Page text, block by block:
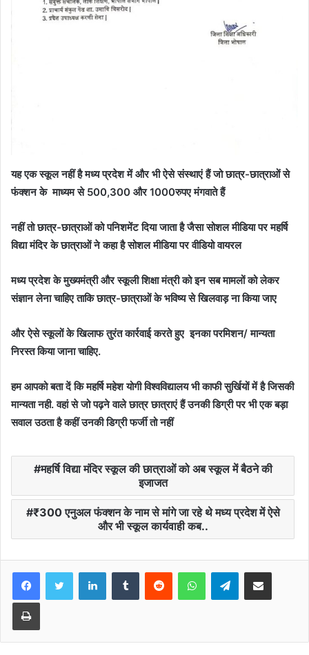
यह एक स्कूल नहीं है मध्य प्रदेश में और भी ऐसे संस्थाएं हैं जो छात्र-छात्राओं से
फंक्शन के माध्यम से 500,300 और 1000रुपए मंगवाते हैं
नहीं तो छात्र-छात्राओं को पनिशमेंट दिया जाता है जैसा सोशल मीडिया पर महर्षि
विद्या मंदिर के छात्राओं ने कहा है सोशल मीडिया पर वीडियो वायरल
मध्य प्रदेश के मुख्यमंत्री और स्कूली शिक्षा मंत्री को इन सब मामलों को लेकर
संज्ञान लेना चाहिए ताकि छात्र-छात्राओं के भविष्य से खिलवाड़ ना किया जाए
और ऐसे स्कूलों के खिलाफ तुरंत कार्रवाई करते हुए इनका परमिशन/ मान्यता
निरस्त किया जाना चाहिए.
हम आपको बता दें कि महर्षि महेश योगी विश्वविद्यालय भी काफी सुर्खियों में है जिसकी
मान्यता नही. वहां से जो पढ़ने वाले छात्र छात्राएं हैं उनकी डिग्री पर भी एक बड़ा
सवाल उठता है कहीं उनकी डिग्री फर्जी तो नहीं
महर्षि विद्या मंदिर स्कूल की छात्राओं को अब स्कूल में बैठने की
इजाजत
₹300 एनुअल फंक्शन के नाम से मांगे जा रहे थे मध्य प्रदेश में ऐसे
और भी स्कूल कार्यवाही कब..
FacebookTwitter LinkedInTumblr Reddit WhatsAppTelegramShare via Email
Print